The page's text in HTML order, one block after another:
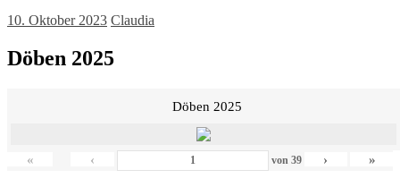
10. Oktober 2023 Claudia
Döben 2025
Döben 2025
« ‹ von 39 › »